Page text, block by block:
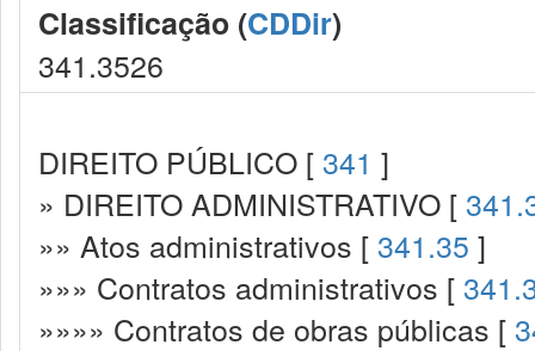
Classificação (CDDir)
341.3526
DIREITO PÚBLICO [ 341 ]
» DIREITO ADMINISTRATIVO [
»» Atos administrativos [ 341.35 ]
»»» Contratos administrativos [
»»»» Contratos de obras públicas [